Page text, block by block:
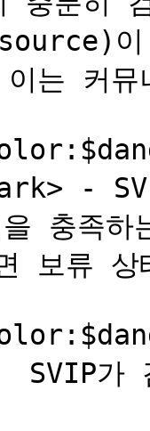
는 커
-
을 충족
보류
가